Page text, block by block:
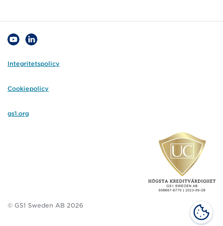
Integritetspolicy
Cookiepolicy
gs1.org
© GS1 Sweden AB 2026